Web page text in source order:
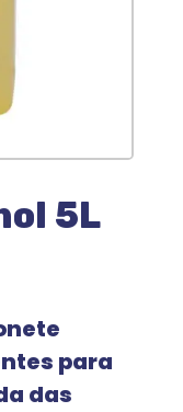
5L
para
das